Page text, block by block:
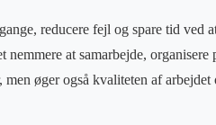
reducere fejl og spare tid ved
at samarbejde, organisere
øger også kvaliteten af arbejdet